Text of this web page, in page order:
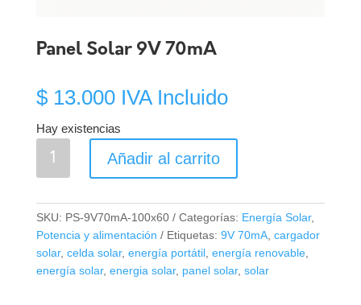
Panel Solar 9V 70mA
$13.000 IVA Incluido
Hay existencias
Panel
70mA
cantidad
Añadir al carrito
SKU: PS-9V70mA-100x60 Categorías: Energía Solar,
Potencia y alimentación
Etiquetas: 9V 70mA, cargador
solar, celda solar, energía portátil, energía renovable,
energía solar, energia solar, panel solar, solar